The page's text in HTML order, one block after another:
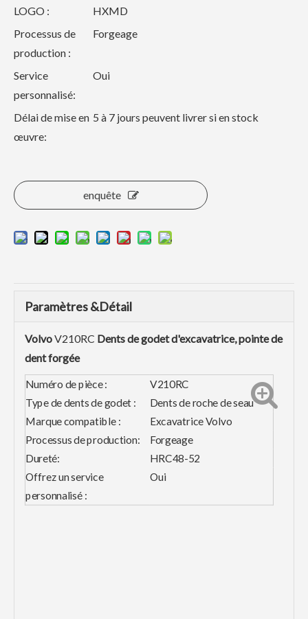
LOGO :
HXMD
Processus de
production :
Forgeage
Service
personnalisé:
Oui
Délai de mise en
œuvre:
5 à 7 jours peuvent livrer si en stock
enquête
Paramètres &Détail
VolvoV210RC Dents de godet d'excavatrice, pointe de
dent forgée
Numéro de pièce :
V210RC
Type de dents de godet :
Dents de roche de seau
Marque compatible :
Excavatrice Volvo
Processus de production:
Forgeage
Dureté:
HRC48-52
Offrez un service
personnalisé :
Oui